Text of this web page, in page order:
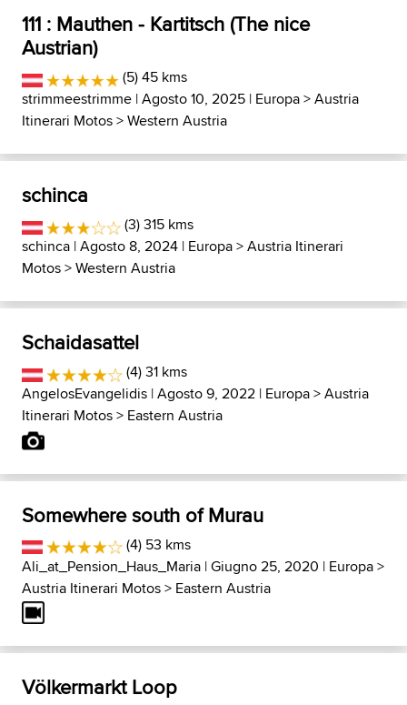
111 : Mauthen - Kartitsch (The nice
Austrian)
(5) 45 kms
strimmeestrimme | Agosto 10, 2025 | Europa>Austria
Itinerari Motos>Western Austria
schinca
(3) 315 kms
schinca | Agosto 8, 2024 | Europa>Austria Itinerari
Motos>Western Austria
Schaidasattel
(4) 31 kms
AngelosEvangelidis | Agosto 9, 2022 | Europa>Austria
Itinerari Motos> Eastern Austria
Somewhere south of Murau
(4) 53 kms
Ali_at_Pension_Haus_Maria | Giugno 25, 2020 | Europa>
Austria Itinerari Motos> Eastern Austria
Völkermarkt Loop